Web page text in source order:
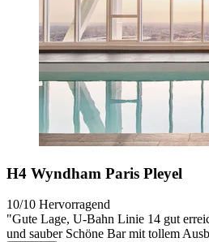
H4 Wyndham Paris Pleyel
10/10 Hervorragend
"Gute Lage, U-Bahn Linie 14 gut
und sauber Schöne Bar mit tollem